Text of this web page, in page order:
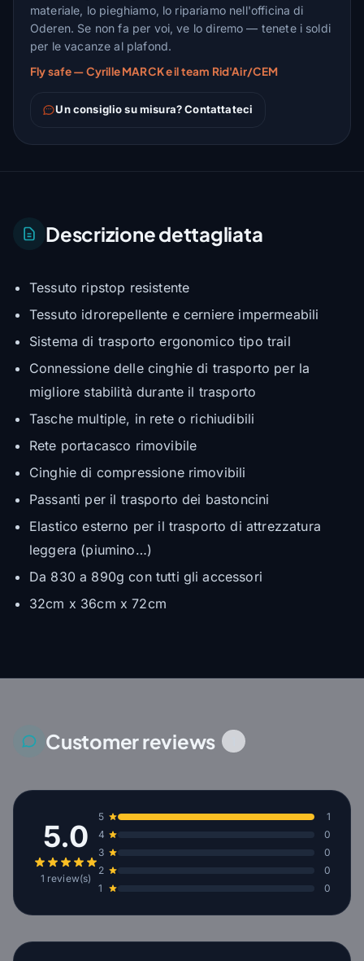
materiale, lo pieghiamo, lo ripariamo nell'officina di
Oderen. Se non fa per voi, ve lo diremo — tenete i soldi
per le vacanze al plafond.
Fly safe — Cyrille MARCK e il team Rid'Air/CEM
Un consiglio su misura? Contattateci
Descrizione dettagliata
Tessuto ripstop resistente
Tessuto idrorepellente e cerniere impermeabili
Sistema di trasporto ergonomico tipo trail
Connessione delle cinghie di trasporto per la
migliore stabilità durante il trasporto
Tasche multiple, in rete o richiudibili
Rete portacasco rimovibile
Cinghie di compressione rimovibili
Passanti per il trasporto dei bastoncini
Elastico esterno per il trasporto di attrezzatura
leggera (piumino…)
Da 830 a 890g con tutti gli accessori
32cm x 36cm x 72cm
Customer reviews
5.0
1 review(s)
5
1
4
0
3
0
2
0
1
0